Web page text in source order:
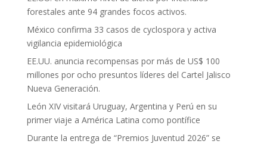
forestales ante 94 grandes focos activos.
México confirma 33 casos de cyclospora y activa
vigilancia epidemiológica
EE.UU. anuncia recompensas por más de US$ 100
millones por ocho presuntos líderes del Cartel Jalisco
Nueva Generación.
León XIV visitará Uruguay, Argentina y Perú en su
primer viaje a América Latina como pontífice
Durante la entrega de “Premios Juventud 2026” se